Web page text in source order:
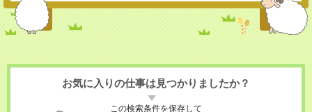
お気に入りの仕事は見つかりましたか？
この検索条件を保存して